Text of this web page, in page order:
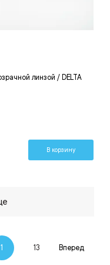
линзой / DELTA
В корзину
1 13 Вперед